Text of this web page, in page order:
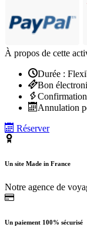
À propos de cette
Durée :
Bon
Annulation
Réserver
Un site Made in France
Notre agence de
Un paiement 100% sécurisé